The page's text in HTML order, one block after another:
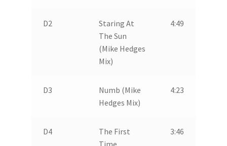
D2
Staring At
The Sun
(Mike Hedges
Mix)
4:49
D3
Numb (Mike
Hedges Mix)
4:23
D4
The First
Time
3:46